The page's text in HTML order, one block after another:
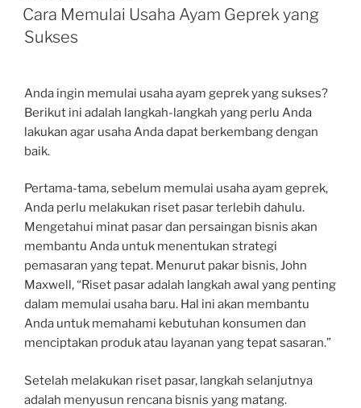
ON
Cara Memulai Usaha Ayam Geprek yang
Sukses
Anda ingin memulai usaha ayam geprek yang sukses?
Berikut ini adalah langkah-langkah yang perlu Anda
lakukan agar usaha Anda dapat berkembang dengan
baik.
Pertama-tama, sebelum memulai usaha ayam geprek,
Anda perlu melakukan riset pasar terlebih dahulu.
Mengetahui minat pasar dan persaingan bisnis akan
membantu Anda untuk menentukan strategi
pemasaran yang tepat. Menurut pakar bisnis, John
Maxwell, “Riset pasar adalah langkah awal yang penting
dalam memulai usaha baru. Hal ini akan membantu
Anda untuk memahami kebutuhan konsumen dan
menciptakan produk atau layanan yang tepat sasaran.”
Setelah melakukan riset pasar, langkah selanjutnya
adalah menyusun rencana bisnis yang matang.